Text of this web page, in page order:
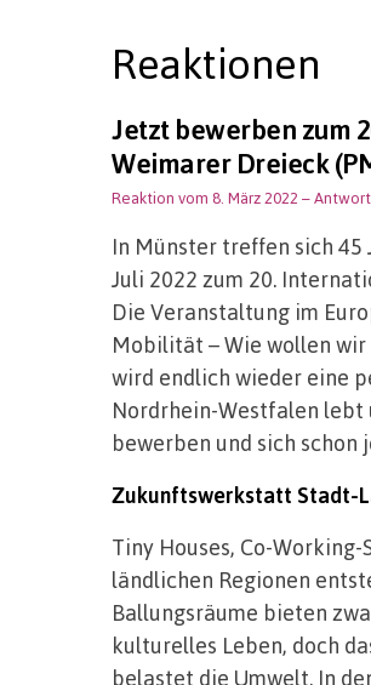
Reaktionen
Jetzt bewerben zum
Weimarer Dreieck
Reaktion vom 8. März 2022 – Antwort
In Münster treffen sich 45
Juli 2022 zum 20.
Die Veranstaltung im
Mobilität – Wie wollen wir
wird endlich wieder eine
Nordrhein-Westfalen lebt
bewerben und sich
Zukunftswerkstatt Stadt-
Tiny Houses, Co-
ländlichen Regionen
Ballungsräume bieten
kulturelles Leben, doch
belastet die Umwelt. In